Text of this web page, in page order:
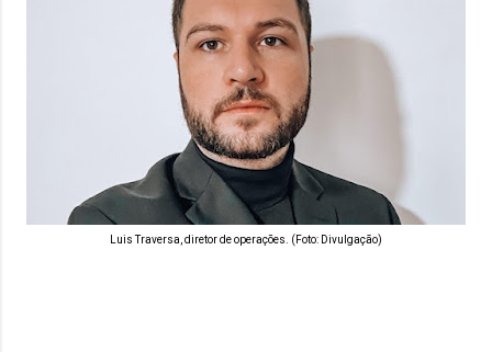
Luis Traversa, diretor de operações. (Foto: Divulgação)